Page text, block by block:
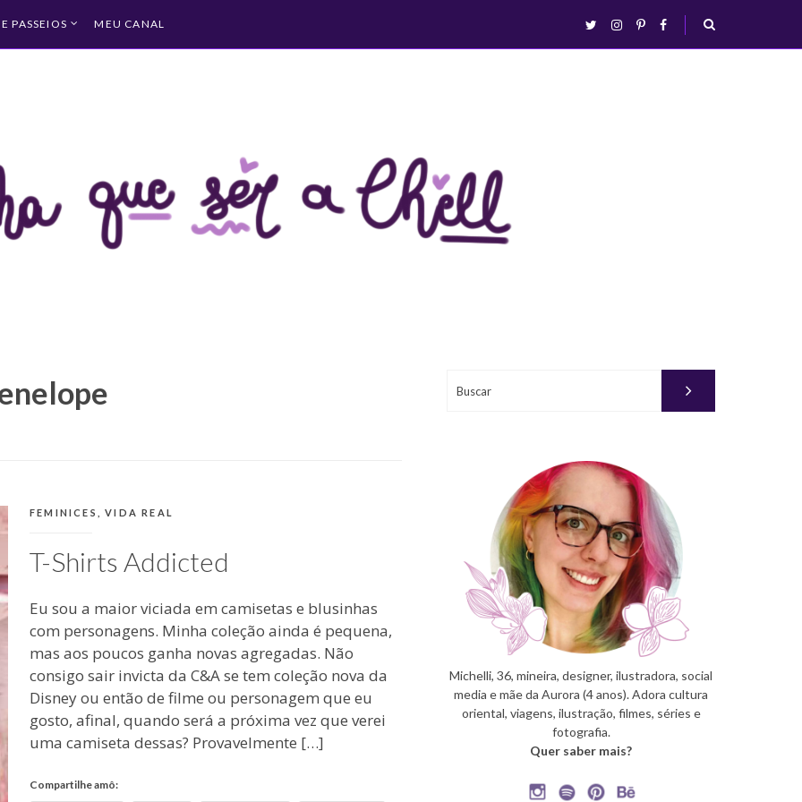
PASSEIOS MEU CANAL twitterinstagram
pinterestfacebook
busca
CATEGORIAS:
FEMINICES ,VIDA REAL
T-Shirts Addicted
Eu sou a maior viciada em camisetas e blusinhas
com personagens. Minha coleção ainda é pequena,
mas aos poucos ganha novas agregadas. Não
consigo sair invicta da C&A se tem coleção nova da
Disney ou então de filme ou personagem que eu
gosto, afinal, quando será a próxima vez que verei
uma camiseta dessas? Provavelmente […]
Compartilhe amô:
Michelli, 36, mineira, designer, ilustradora, social
media e mãe da Aurora (4 anos). Adora cultura
oriental, viagens, ilustração, filmes, séries e
fotografia.
Quer saber mais?